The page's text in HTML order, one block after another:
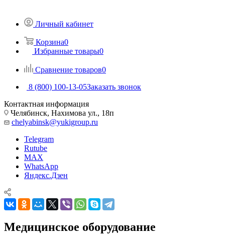
Личный кабинет
Корзина0
Избранные товары0
Сравнение товаров0
8 (800) 100-13-05Заказать звонок
Контактная информация
Челябинск, Нахимова ул., 18п
chelyabinsk@yukigroup.ru
Telegram
Rutube
MAX
WhatsApp
Яндекс.Дзен
Медицинское оборудование